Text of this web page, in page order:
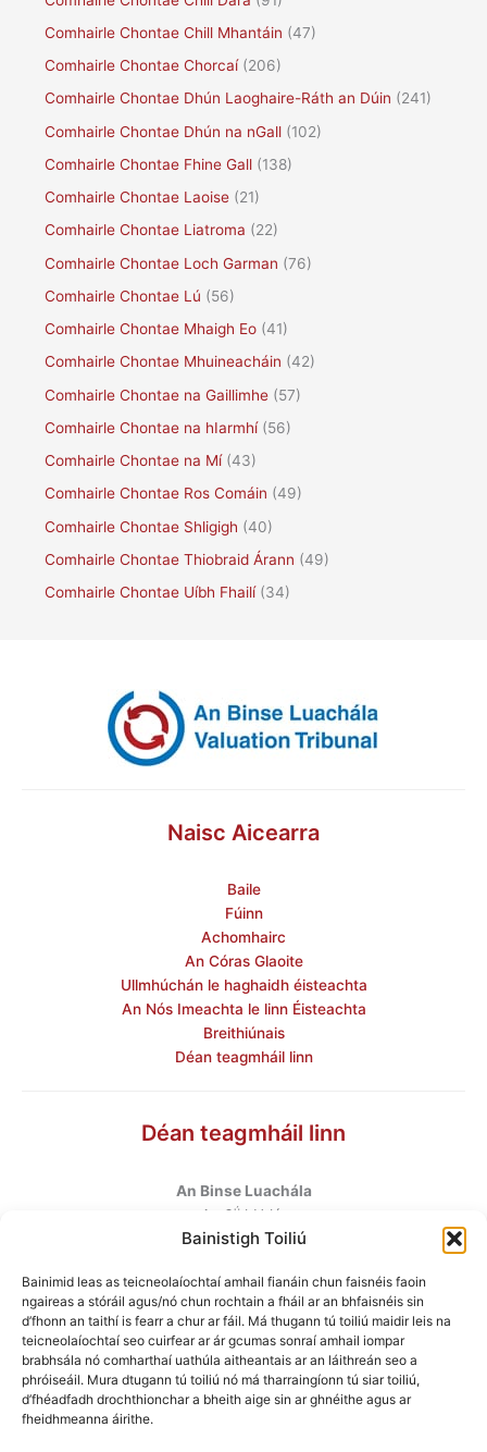
Bainistigh Toiliú
Bainimid leas as teicneolaíochtaí amhail fianáin chun faisnéis faoin
ngaireas a stóráil agus/nó chun rochtain a fháil ar an bhfaisnéis sin
d’fhonn an taithí is fearr a chur ar fáil. Má thugann tú toiliú maidir leis na
teicneolaíochtaí seo cuirfear ar ár gcumas sonraí amhail iompar
brabhsála nó comharthaí uathúla aitheantais ar an láithreán seo a
phróiseáil. Mura dtugann tú toiliú nó má tharraingíonn tú siar toiliú,
d’fhéadfadh drochthionchar a bheith aige sin ar ghnéithe agus ar
fheidhmeanna áirithe.
Comhairle Chontae Chill Mhantáin (47)
Comhairle Chontae Chorcaí(206)
Comhairle Chontae Dhún Laoghaire-Ráth an Dúin (241)
Comhairle Chontae Dhún na nGall (102)
Comhairle Chontae Fhine Gall (138)
Comhairle Chontae Laoise (21)
Comhairle Chontae Liatroma (22)
Comhairle Chontae Loch Garman (76)
Comhairle Chontae Lú (56)
Comhairle Chontae Mhaigh Eo (41)
Comhairle Chontae Mhuineacháin (42)
Comhairle Chontae na Gaillimhe (57)
Comhairle Chontae na hIarmhí(56)
Comhairle Chontae na Mí(43)
Comhairle Chontae Ros Comáin (49)
Comhairle Chontae Shligigh (40)
Comhairle Chontae Thiobraid Árann (49)
Comhairle Chontae Uíbh Fhailí(34)
Naisc Aicearra
Baile
Fúinn
Achomhairc
An Córas Glaoite
Ullmhúchán le haghaidh éisteachta
An Nós Imeachta le linn Éisteachta
Breithiúnais
Déan teagmháil linn
Déan teagmháil linn
An Binse Luachála
An 6úhUrlár
Halla Mhargadh na Feirme
Baile Átha Cliath 7
D07 AEF4
Teileafón: +353 1 6760130
Ríomhphost:info@valuationtribunal.ie